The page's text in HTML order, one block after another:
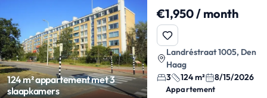
124 m² appartement met 3
slaapkamers
€1,950 / month
Landréstraat 1005, Den
Haag
3
124 m² 8/15/2026
Appartement